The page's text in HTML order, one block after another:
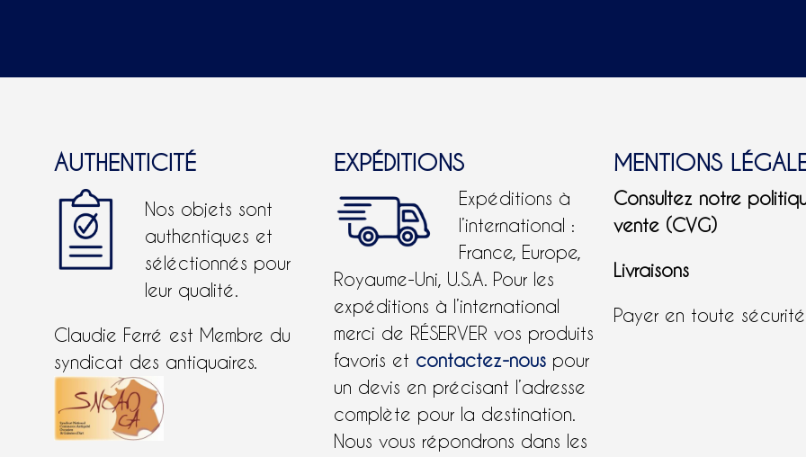
AUTHENTICITÉ
Nos objets sont
authentiques et
séléctionnés pour
leur qualité.
Claudie Ferré est Membre du
syndicat des antiquaires.
EXPÉDITIONS
Expéditions à
l’international :
France, Europe,
Royaume-Uni, U.S.A. Pour les
expéditions à l’international
merci de RÉSERVER vos produits
favoris et contactez-nous pour
un devis en précisant l’adresse
complète pour la destination.
Nous vous répondrons dans les
MENTIONS
Consultez notre
vente (CVG)
Livraisons
Payer en toute